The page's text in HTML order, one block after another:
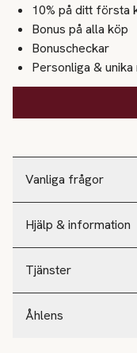
Vanliga frågor
Hjälp & information
Tjänster
Åhlens
10% på ditt första
Bonus på alla köp
Bonuscheckar
Personliga &